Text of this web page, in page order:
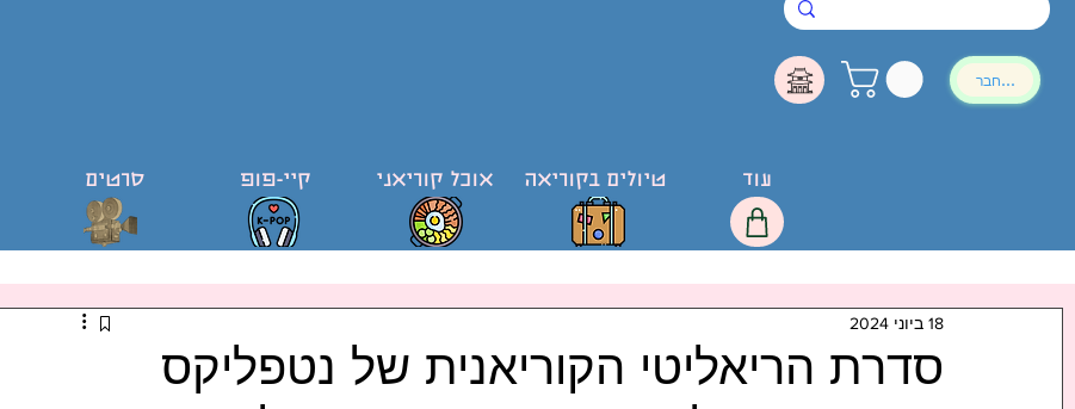
להתחבר
סרטים קיי-פופ אוכל קוריאני טיולים בקוריאה עוד
סדרת הריאליטי הקוריאנית של נטפליקס
18 ביוני 2024